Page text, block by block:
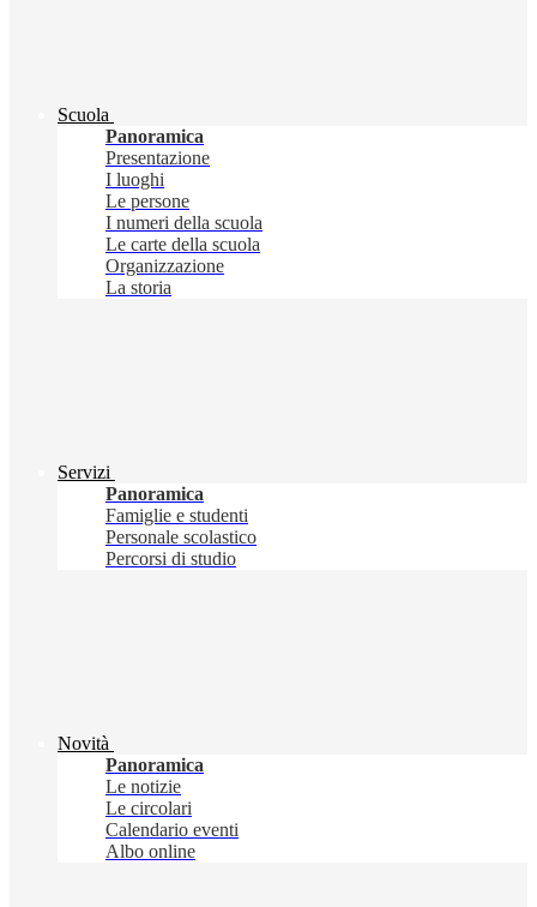
Scuola
Panoramica
Presentazione
I luoghi
Le persone
I numeri della scuola
Le carte della scuola
Organizzazione
La storia
Servizi
Panoramica
Famiglie e studenti
Personale scolastico
Percorsi di studio
Novità
Panoramica
Le notizie
Le circolari
Calendario eventi
Albo online